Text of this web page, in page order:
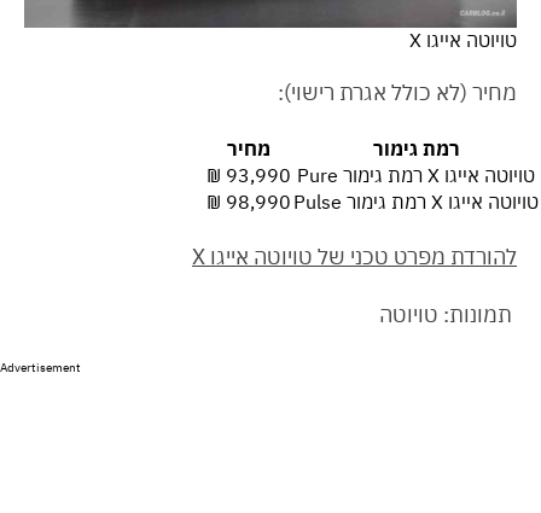
טויוטה אייגו X
מחיר (לא כולל אגרת רישוי):
רמת גימור
מחיר
טויוטה אייגו X רמת גימור Pure
93,990 ₪
טויוטה אייגו X רמת גימור Pulse
98,990 ₪
להורדת מפרט טכני של טויוטה אייגו X
תמונות: טויוטה
Advertisement